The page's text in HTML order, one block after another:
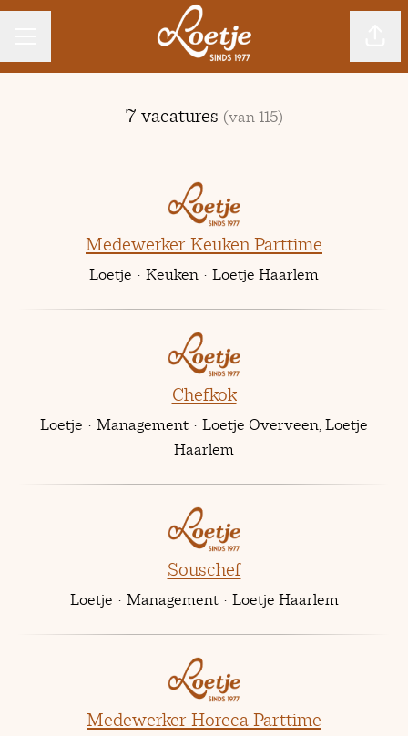
7 vacatures (van 115)
Medewerker Keuken Parttime
Loetje · Keuken · Loetje Haarlem
Chefkok
Loetje · Management · Loetje Overveen, Loetje
Haarlem
Souschef
Loetje · Management · Loetje Haarlem
Medewerker Horeca Parttime